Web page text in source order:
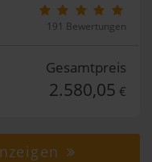
191 Bewertungen
Gesamtpreis
2.580,05 €